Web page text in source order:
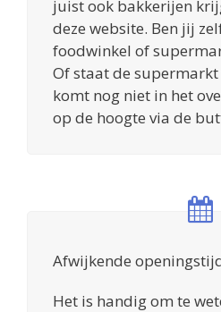
juist ook bakkerijen
deze website. Ben jij
foodwinkel of
Of staat de
komt nog niet in het
op de hoogte via de
Afwijkende
Het is handig om te